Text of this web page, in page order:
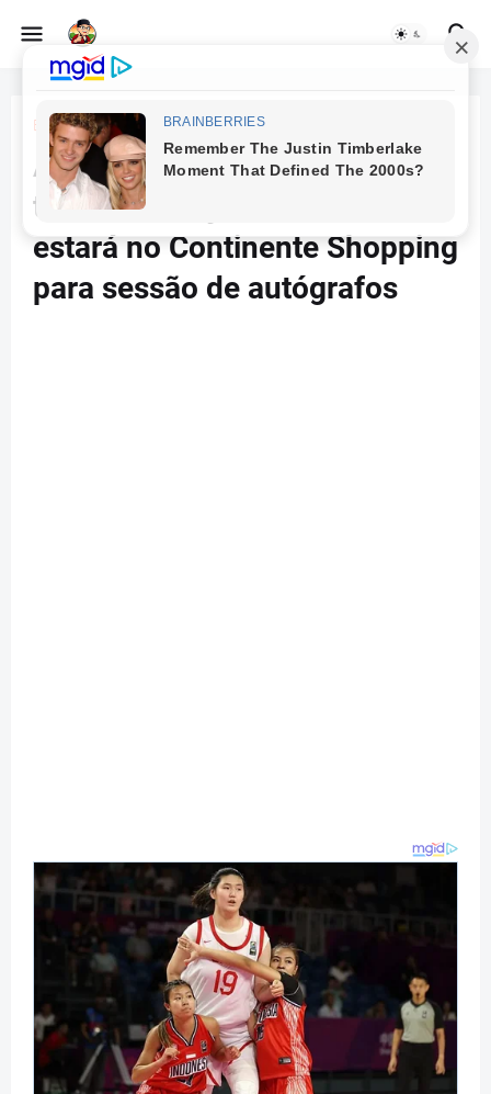
Beranda Continente Shopping
Ator Max Fercondini, agora
também velejador e escritor,
estará no Continente Shopping
para sessão de autógrafos